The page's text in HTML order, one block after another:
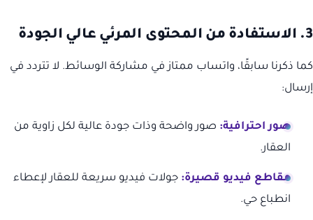
3. الاستفادة من المحتوى المرئي عالي الجودة
كما ذكرنا سابقًا، واتساب ممتاز في مشاركة الوسائط. لا تتردد في
إرسال:
صور احترافية: صور واضحة وذات جودة عالية لكل زاوية من
العقار.
مقاطع فيديو قصيرة: جولات فيديو سريعة للعقار لإعطاء
انطباع حي.